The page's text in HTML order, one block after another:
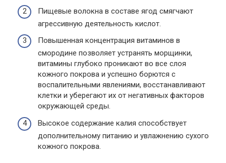
Пищевые волокна в составе ягод смягчают
агрессивную деятельность кислот.
Повышенная концентрация витаминов в
смородине позволяет устранять морщинки,
витамины глубоко проникают во все слоя
кожного покрова и успешно борются с
воспалительными явлениями, восстанавливают
клетки и уберегают их от негативных факторов
окружающей среды.
Высокое содержание калия способствует
дополнительному питанию и увлажнению сухого
кожного покрова.